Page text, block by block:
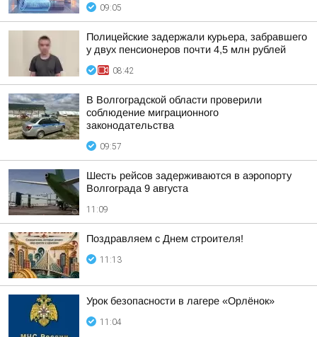
09:05
Полицейские задержали курьера, забравшего
у двух пенсионеров почти 4,5 млн рублей
08:42
В Волгоградской области проверили
соблюдение миграционного
законодательства
09:57
Шесть рейсов задерживаются в аэропорту
Волгограда 9 августа
11:09
Поздравляем с Днем строителя!
11:13
Урок безопасности в лагере «Орлёнок»
11:04